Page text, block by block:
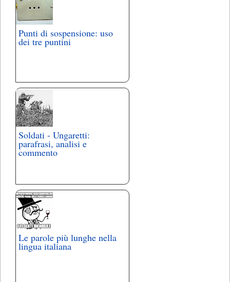
Punti di sospensione: uso
dei tre puntini
Soldati - Ungaretti:
parafrasi, analisi e
commento
Le parole più lunghe nella
lingua italiana